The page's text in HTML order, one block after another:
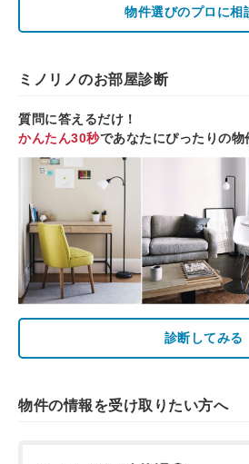
物件選びのプロに相
ミノリノのお部屋診断
質問に答えるだけ！
かんたん30秒であなたにぴったりの物
診断してみる
物件の情報を受け取りたい方へ